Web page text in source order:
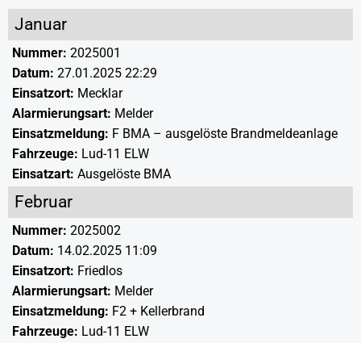
Januar
Nummer: 2025001
Datum: 27.01.2025 22:29
Einsatzort: Mecklar
Alarmierungsart: Melder
Einsatzmeldung: F BMA – ausgelöste Brandmeldeanlage
Fahrzeuge: Lud-11 ELW
Einsatzart: Ausgelöste BMA
Februar
Nummer: 2025002
Datum: 14.02.2025 11:09
Einsatzort: Friedlos
Alarmierungsart: Melder
Einsatzmeldung: F2 + Kellerbrand
Fahrzeuge: Lud-11 ELW